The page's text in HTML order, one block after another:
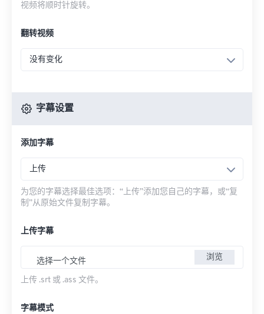
视频将顺时针旋转。
翻转视频
没有变化
字幕设置
添加字幕
上传
为您的字幕选择最佳选项：“上传”添加您自己的字幕，或“复
制”从原始文件复制字幕。
上传字幕
选择一个文件 浏览
上传 .srt 或 .ass 文件。
字幕模式